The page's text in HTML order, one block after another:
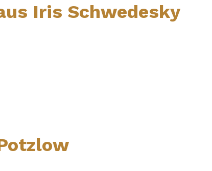
Iris Schwedesky